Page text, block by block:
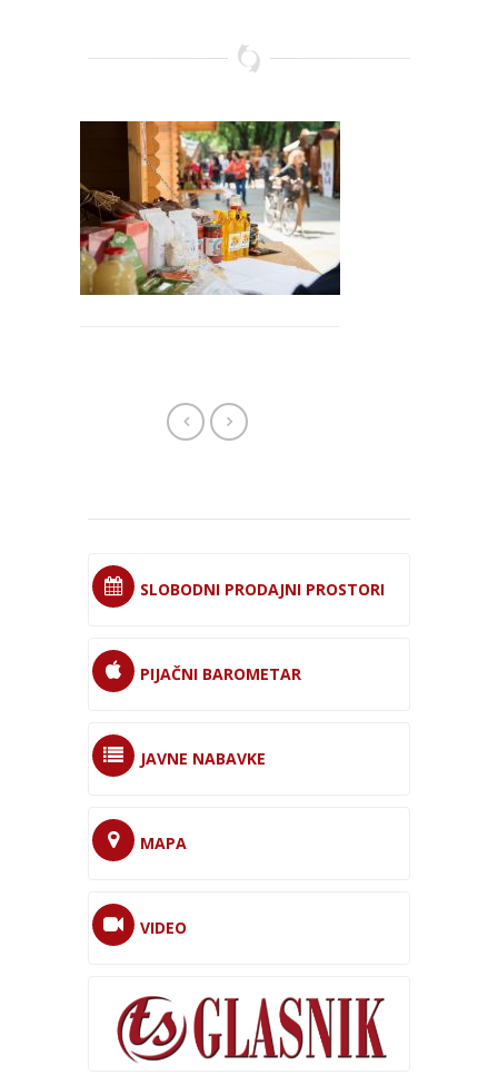
SLOBODNI PRODAJNI PROSTORI
PIJAČNI BAROMETAR
JAVNE NABAVKE
MAPA
VIDEO